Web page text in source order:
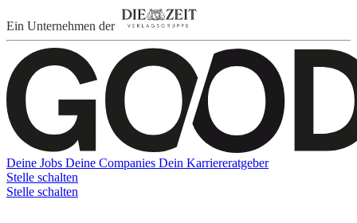
Ein Unternehmen der
Deine Jobs Deine Companies Dein Karriereratgeber
Stelle schalten
Stelle schalten